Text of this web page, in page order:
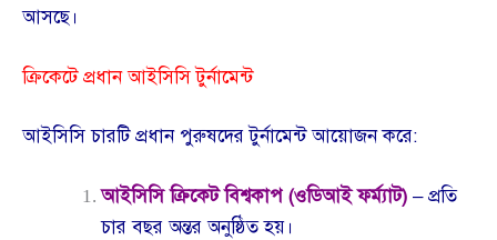
আসছে।
ক্রিকেটে প্রধান আইসিসি টুর্নামেন্ট
আইসিসি চারটি প্রধান পুরুষদের টুর্নামেন্ট আয়োজন করে:
আইসিসি ক্রিকেট বিশ্বকাপ (ওডিআই ফর্ম্যাট) – প্রতি
চার বছর অন্তর অনুষ্ঠিত হয়।